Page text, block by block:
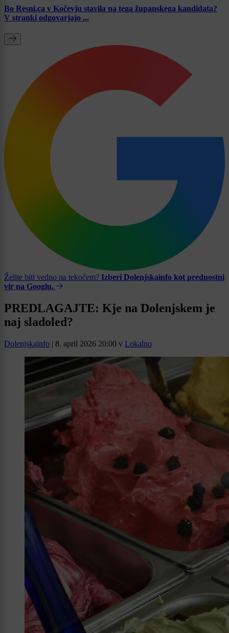
Bo Resni.ca v Kočevju stavila na tega županskega kandidata?
V stranki odgovarjajo ...
Želite biti vedno na tekočem? Izberi Dolenjskainfo kot prednostni
vir na Googlu.
PREDLAGAJTE: Kje na Dolenjskem je
naj sladoled?
Dolenjskainfo | 8. april 2026 20:00 v Lokalno